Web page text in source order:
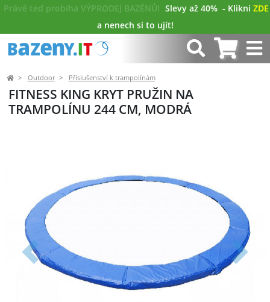
Právě teď probíhá VÝPRODEJ BAZÉNŮ! Slevy až 40% - Klikni ZDE
a nenech si to ujít!
Outdoor Příslušenství k trampolínám
FITNESS KING KRYT PRUŽIN NA
TRAMPOLÍNU 244 CM, MODRÁ
Předchozí Další